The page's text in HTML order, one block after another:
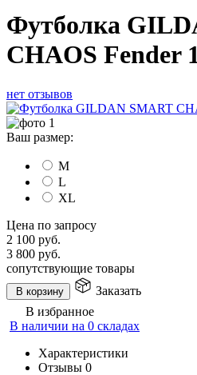
Футболка
CHAOS Fender
нет отзывов
Ваш размер:
M
L
XL
Цена по запросу
2 100 руб.
3 800 руб.
сопутствующие товары
В корзину
Заказать
В избранное
В наличии на 0 складах
Характеристики
Отзывы 0